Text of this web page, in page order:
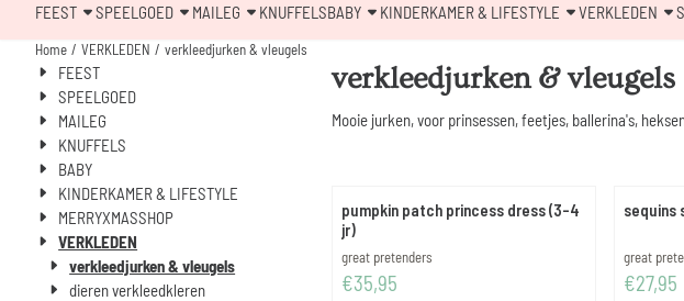
FEEST SPEELGOED MAILEG KNUFFELSBABY KINDERKAMER & LIFESTYLE VERKLEDEN
Home / VERKLEDEN / verkleedjurken & vleugels
FEEST
SPEELGOED
MAILEG
KNUFFELS
BABY
KINDERKAMER & LIFESTYLE
MERRYXMASSHOP
VERKLEDEN
verkleedjurken & vleugels
dieren verkleedkleren
verkleedjurken & vleugels
Mooie jurken, voor prinsessen, feetjes, ballerina's,
pumpkin patch princess dress (3-4
jr)
Merk:
great pretenders
Prijs: 35,95
€35,95
sequins
Merk:
great
Prijs: 27,95
€27,95